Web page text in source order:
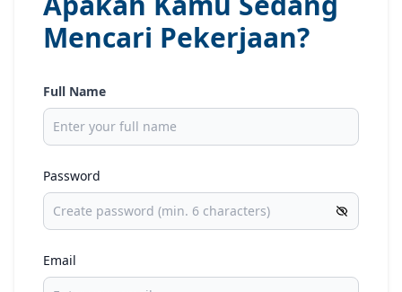
Mencari Pekerjaan?
Full Name
Password
Email